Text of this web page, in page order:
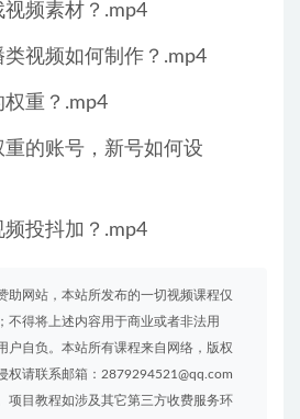
频素材？.mp4
视频如何制作？.mp4
权重？.mp4
的账号，新号如何设
投抖加？.mp4
助网站，本站所发布的一切视频课程仅
不得将上述内容用于商业或者非法用
户自负。本站所有课程来自网络，版权
权请联系邮箱：2879294521@qq.com
项目教程如涉及其它第三方收费服务环